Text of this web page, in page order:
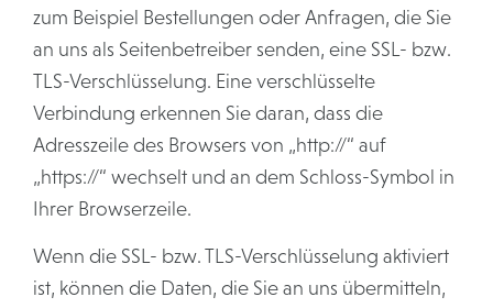
zum Beispiel Bestellungen oder Anfragen, die Sie
an uns als Seitenbetreiber senden, eine SSL- bzw.
TLS-Verschlüsselung. Eine verschlüsselte
Verbindung erkennen Sie daran, dass die
Adresszeile des Browsers von „http://“ auf
„https://“ wechselt und an dem Schloss-Symbol in
Ihrer Browserzeile.
Wenn die SSL- bzw. TLS-Verschlüsselung aktiviert
ist, können die Daten, die Sie an uns übermitteln,